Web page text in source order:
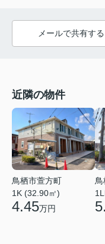
メールで共有する
近隣の物件
鳥栖市萱方町
1K (32.90㎡)
4.45万円